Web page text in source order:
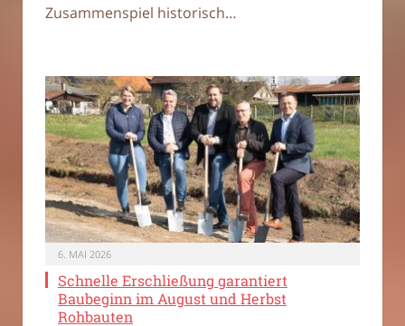
Zusammenspiel historisch…
6. MAI 2026
Schnelle Erschließung garantiert
Baubeginn im August und Herbst
Rohbauten